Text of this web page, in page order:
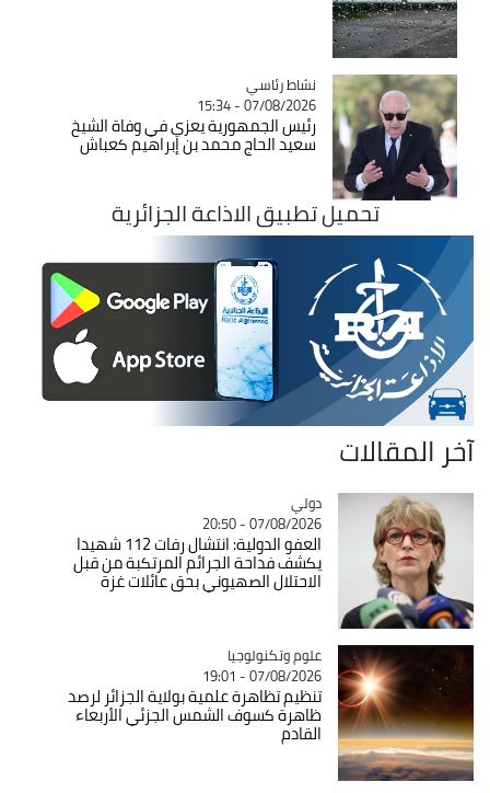
Catégorie
نشاط رئاسي
07/08/2026 - 15:34
رئيس الجمهورية يعزي في وفاة الشيخ
سعيد الحاج محمد بن إبراهيم كعباش
تحميل تطبيق الاذاعة الجزائرية
آخر المقالات
Catégorie
دولي
07/08/2026 - 20:50
العفو الدولية: انتشال رفات 112 شهيدا
يكشف فداحة الجرائم المرتكبة من قبل
الاحتلال الصهيوني بحق عائلات غزة
Catégorie
علوم وتكنولوجيا
07/08/2026 - 19:01
تنظيم تظاهرة علمية بولاية الجزائر لرصد
ظاهرة كسوف الشمس الجزئي الأربعاء
القادم